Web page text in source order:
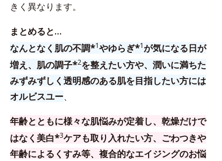
きく異なります。
まとめると…
なんとなく肌の不調*1やゆらぎ*1 が気になる日が
増え、肌の調子*2を整えたい方や、潤いに満ちた
みずみずしく透明感のある肌を目指したい方には
オルビスユー、
年齢とともに様々な肌悩みが定着し、乾燥だけで
はなく美白*3ケアも取り入れたい方、 ごわつきや
年齢によるくすみ等、複合的なエイジングのお悩